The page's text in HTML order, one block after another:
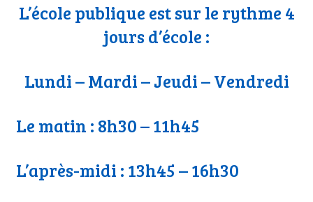
L’école publique est sur le rythme 4
jours d’école :
Lundi – Mardi – Jeudi – Vendredi
Le matin : 8h30 – 11h45
L’après-midi : 13h45 – 16h30